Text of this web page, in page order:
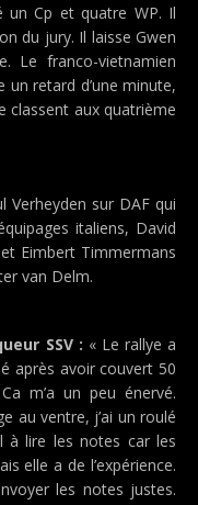
un Cp et quatre WP. Il
du jury. Il laisse Gwen
Le franco-vietnamien
retard d’une minute,
classent aux quatrième
Verheyden sur DAF qui
italiens, David
Eimbert Timmermans
van Delm.
SSV : « Le rallye a
après avoir couvert 50
m’a un peu énervé.
au ventre, j’ai un roulé
à lire les notes car les
elle a de l’expérience.
les notes justes.